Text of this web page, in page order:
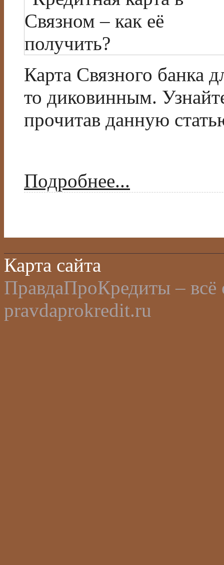
Карта Связного банка
то диковинным.
прочитав данную
Подробнее...
Карта сайта
ПравдаПроКредиты –
pravdaprokredit.ru